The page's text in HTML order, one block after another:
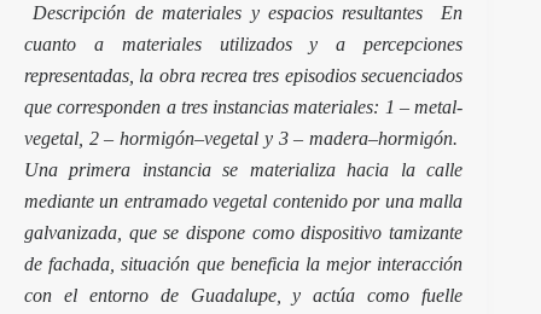
Descripción de materiales y espacios resultantes En
cuanto a materiales utilizados y a percepciones
representadas, la obra recrea tres episodios secuenciados
que corresponden a tres instancias materiales: 1 – metal-
vegetal, 2 – hormigón–vegetal y 3 – madera–hormigón.
Una primera instancia se materializa hacia la calle
mediante un entramado vegetal contenido por una malla
galvanizada, que se dispone como dispositivo tamizante
de fachada, situación que beneficia la mejor interacción
con el entorno de Guadalupe, y actúa como fuelle